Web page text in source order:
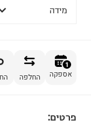
מידה
1
אספקה החלפה
פרטים: